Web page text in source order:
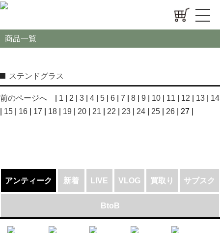
商品一覧
ステンドグラス
前のページへ 1 2 3 4 5 6 7 8 9 10 11 12 13
14
15 16 17 18 19 20 21 22 23 24 25 26 | 27 |
アンティーク 新着 LIVE VLOG 買取り サブスク
BtoB